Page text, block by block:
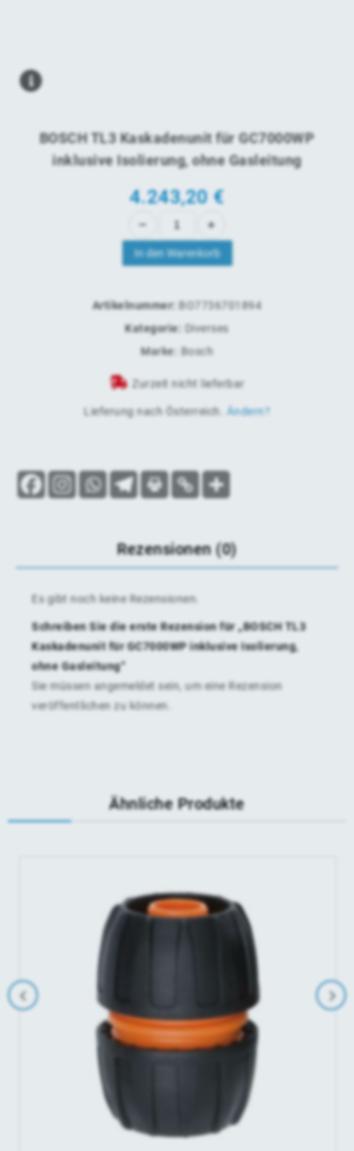
BOSCH TL3 Kaskadenunit für GC7000WP
inklusive Isolierung, ohne Gasleitung
4.243,20€
In den Warenkorb
Artikelnummer: BO7736701894
Kategorie:
Diverses
Marke:
Bosch
Zurzeit nicht lieferbar
Lieferung nach Österreich Ändern?
Rezensionen (0)
Es gibt noch keine Rezensionen.
Schreiben Sie die erste Rezension für „BOSCH TL3
Kaskadenunit für GC7000WP inklusive Isolierung,
ohne Gasleitung“
Sie müssen angemeldet sein, um eine Rezension
veröffentlichen zu können.
Ähnliche Produkte